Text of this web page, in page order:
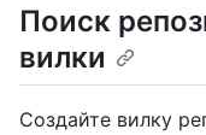
Поиск
вилки
Создайте вилку